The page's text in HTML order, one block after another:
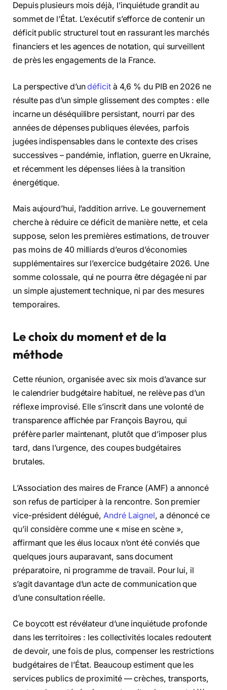
Depuis plusieurs mois déjà, l’inquiétude grandit au
sommet de l’État. L’exécutif s’efforce de contenir un
déficit public structurel tout en rassurant les marchés
financiers et les agences de notation, qui surveillent
de près les engagements de la France.
La perspective d’undéficit à 4,6 % du PIB en 2026 ne
résulte pas d’un simple glissement des comptes : elle
incarne un déséquilibre persistant, nourri par des
années de dépenses publiques élevées, parfois
jugées indispensables dans le contexte des crises
successives – pandémie, inflation, guerre en Ukraine,
et récemment les dépenses liées à la transition
énergétique.
Mais aujourd’hui, l’addition arrive. Le gouvernement
cherche à réduire ce déficit de manière nette, et cela
suppose, selon les premières estimations, de trouver
pas moins de 40 milliards d’euros d’économies
supplémentaires sur l’exercice budgétaire 2026. Une
somme colossale, qui ne pourra être dégagée ni par
un simple ajustement technique, ni par des mesures
temporaires.
Le choix du moment et de la
méthode
Cette réunion, organisée avec six mois d’avance sur
le calendrier budgétaire habituel, ne relève pas d’un
réflexe improvisé. Elle s’inscrit dans une volonté de
transparence affichée par François Bayrou, qui
préfère parler maintenant, plutôt que d’imposer plus
tard, dans l’urgence, des coupes budgétaires
brutales.
L’Association des maires de France (AMF) a annoncé
son refus de participer à la rencontre. Son premier
vice-président délégué,André Laignel, a dénoncé ce
qu’il considère comme une « mise en scène »,
affirmant que les élus locaux n’ont été conviés que
quelques jours auparavant, sans document
préparatoire, ni programme de travail. Pour lui, il
s’agit davantage d’un acte de communication que
d’une consultation réelle.
Ce boycott est révélateur d’une inquiétude profonde
dans les territoires : les collectivités locales redoutent
de devoir, une fois de plus, compenser les restrictions
budgétaires de l’État. Beaucoup estiment que les
services publics de proximité — crèches, transports,